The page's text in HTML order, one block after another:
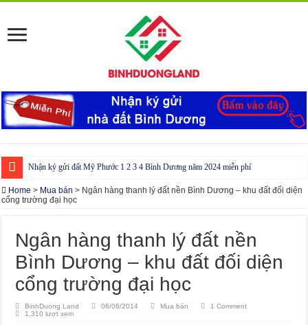
Nhận ký gửi đất Mỹ Phước 1 2 3 4 Bình Dương năm 2024 miễn phí
Cho thuê nhà Ecolakes Bình Dương, mới đẹp, đầy đủ nội thất
Phòng công chứng tại Đồng Phú – Bình Phước
Home > Mua bán > Ngân hàng thanh lý đất nền Bình Dương – khu đất đối diện
cổng trường đại học
Ngân hàng thanh lý đất nền
Bình Dương – khu đất đối diện
cổng trường đại học
BinhDuong Land 06/06/2014 Mua bán
1 Comment
1,310 lượt xem